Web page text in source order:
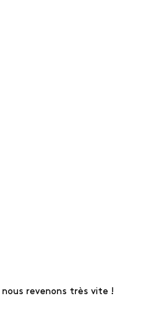
revenons très vite !